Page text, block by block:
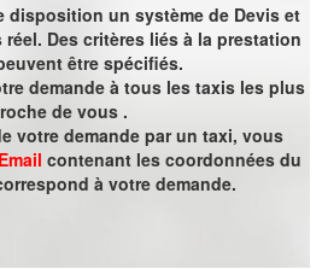
disposition un système de Devis et
Des critères liés à la prestation
être spécifiés.
demande à tous les taxis les plus
de vous .
votre demande par un taxi, vous
Email contenant les coordonnées du
à votre demande.